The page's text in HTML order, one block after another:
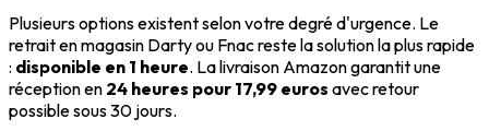
Plusieurs options existent selon votre degré d'urgence. Le
retrait en magasin Darty ou Fnac reste la solution la plus rapide
: disponible en 1 heure. La livraison Amazon garantit une
réception en 24 heures pour 17,99 euros avec retour
possible sous 30 jours.